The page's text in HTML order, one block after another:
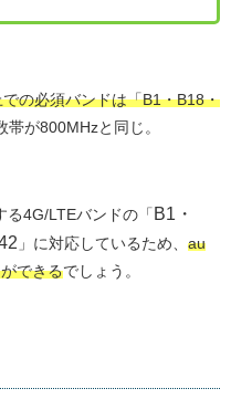
の必須バンドは「B1・B18・
帯が800MHzと同じ。
る4G/LTEバンドの「 B1・
」に対応しているため、 au
できるでしょう。